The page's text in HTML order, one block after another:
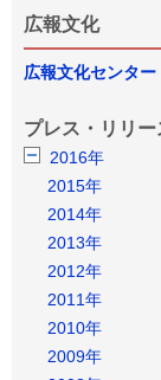
広報文化
広報文化センター
プレス・リリー
2016年
2015年
2014年
2013年
2012年
2011年
2010年
2009年